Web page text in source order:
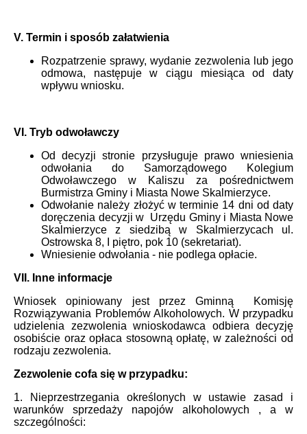
V. Termin i sposób załatwienia
Rozpatrzenie sprawy, wydanie zezwolenia lub jego
odmowa, następuje w ciągu miesiąca od daty
wpływu wniosku.
VI. Tryb odwoławczy
Od decyzji stronie przysługuje prawo wniesienia
odwołania do Samorządowego Kolegium
Odwoławczego w Kaliszu za pośrednictwem
Burmistrza Gminy i Miasta Nowe Skalmierzyce.
Odwołanie należy złożyć w terminie 14 dni od daty
doręczenia decyzji w Urzędu Gminy i Miasta Nowe
Skalmierzyce z siedzibą w Skalmierzycach ul.
Ostrowska 8, I piętro, pok 10 (sekretariat).
Wniesienie odwołania - nie podlega opłacie.
VII. Inne informacje
Wniosek opiniowany jest przez Gminną Komisję
Rozwiązywania Problemów Alkoholowych. W przypadku
udzielenia zezwolenia wnioskodawca odbiera decyzję
osobiście oraz opłaca stosowną opłatę, w zależności od
rodzaju zezwolenia.
Zezwolenie cofa się w przypadku:
1. Nieprzestrzegania określonych w ustawie zasad i
warunków sprzedaży napojów alkoholowych , a w
szczególności: